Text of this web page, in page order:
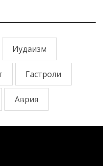
Иудаизм
Гастроли
Аврия